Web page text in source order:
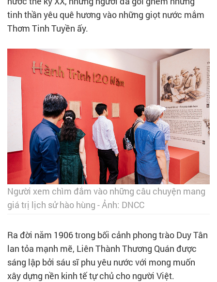
tinh thần yêu quê hương vào những giọt nước mắm
Thơm Tinh Tuyền ấy.
Người xem chìm đắm vào những câu chuyện mang
giá trị lịch sử hào hùng - Ảnh: DNCC
Ra đời năm 1906 trong bối cảnh phong trào Duy Tân
lan tỏa mạnh mẽ, Liên Thành Thương Quán được
sáng lập bởi sáu sĩ phu yêu nước với mong muốn
xây dựng nền kinh tế tự chủ cho người Việt.